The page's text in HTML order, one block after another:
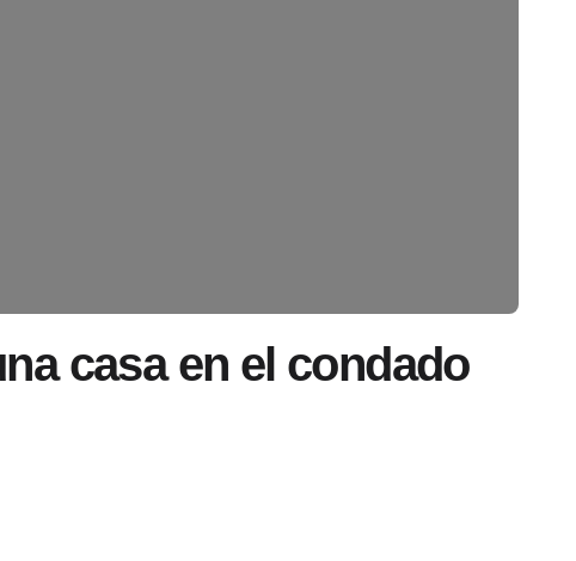
casa en el condado